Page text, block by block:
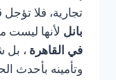
تجارية، فلا تؤجل
بانل لأنها ليست
في القاهرة ، بل
وتأمينه بأحدث